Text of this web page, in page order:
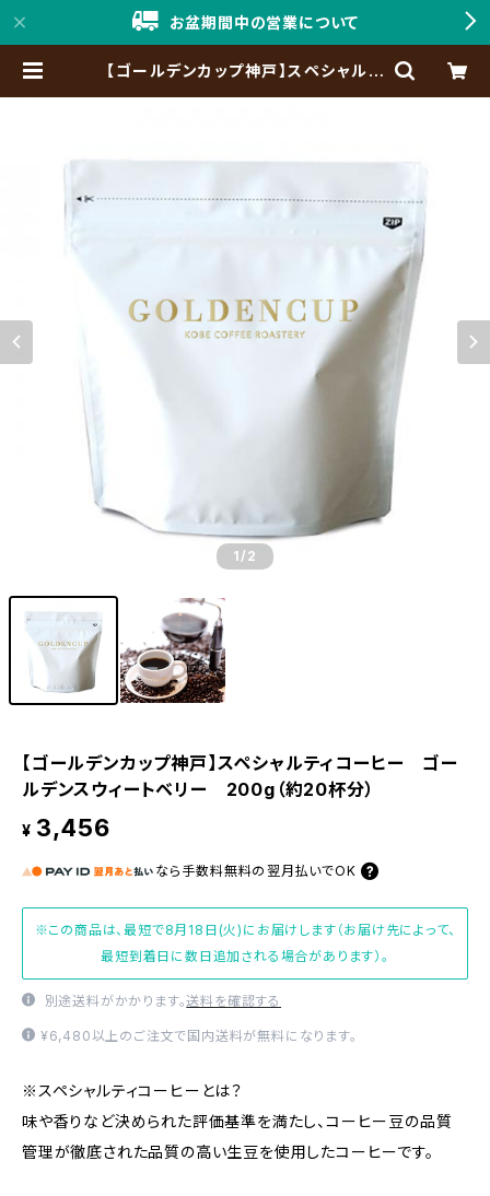
お盆期間中の営業について
【ゴールデンカップ神戸】スペシャルテ
1/2
【ゴールデンカップ神戸】スペシャルティコーヒー ゴー
ルデンスウィートベリー 200g（約20杯分）
¥ 3,456
なら 手数料無料の 翌月払いでOK
※この商品は、最短で8月18日(火)にお届けします（お届け先によって、
最短到着日に数日追加される場合があります）。
別途送料がかかります。送料を確認する
¥6,480以上のご注文で国内送料が無料になります。
※スペシャルティコーヒーとは？
味や香りなど決められた評価基準を満たし、コーヒー豆の品質
管理が徹底された品質の高い生豆を使用したコーヒーです。